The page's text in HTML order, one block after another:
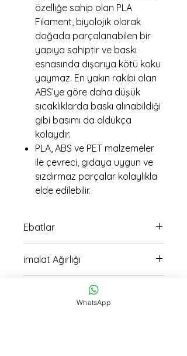
özelliğe sahip olan PLA
Filament, biyolojik olarak
doğada parçalanabilen bir
yapıya sahiptir ve baskı
esnasında dışarıya kötü koku
yaymaz. En yakın rakibi olan
ABS’ye göre daha düşük
sıcaklıklarda baskı alınabildiği
gibi basımı da oldukça
kolaydır.
PLA, ABS ve PET malzemeler
ile çevreci, gıdaya uygun ve
sızdırmaz parçalar kolaylıkla
elde edilebilir.
Ebatlar
imalat Ağırlığı
WhatsApp